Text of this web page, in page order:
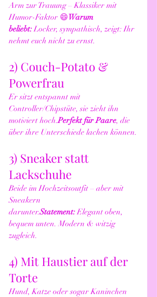
Arm zur Trauung – Klassiker mit
Humor-Faktor 😄Warum
beliebt: Locker, sympathisch, zeigt: Ihr
nehmt euch nicht zu ernst.
2) Couch-Potato &
Powerfrau
Er sitzt entspannt mit
Controller/Chipstüte, sie zieht ihn
motiviert hoch.Perfekt für Paare, die
über ihre Unterschiede lachen können.
3) Sneaker statt
Lackschuhe
Beide im Hochzeitsoutfit – aber mit
Sneakern
darunter.Statement: Elegant oben,
bequem unten. Modern & witzig
zugleich.
4) Mit Haustier auf der
Torte
Hund, Katze oder sogar Kaninchen